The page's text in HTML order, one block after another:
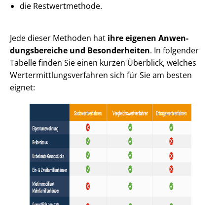
die Restwertmethode.
Jede dieser Methoden hat ihre eigenen An­wen­
dungs­be­rei­che und Besonderheiten. In folgender
Tabelle finden Sie einen kurzen Überblick, welches
Wert­ermitt­lungs­ver­fah­ren sich für Sie am besten
eignet: